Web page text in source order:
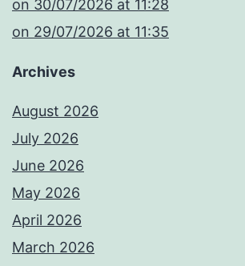
​on 30/07/2026 at 11:28
​on 29/07/2026 at 11:35
Archives
August 2026
July 2026
June 2026
May 2026
April 2026
March 2026